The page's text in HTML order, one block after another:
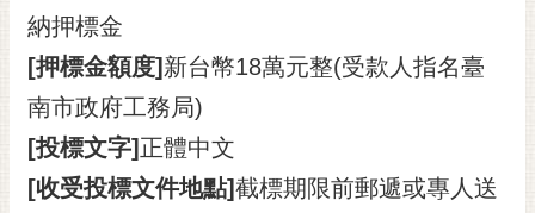
納押標金
[押標金額度] 新台幣18萬元整(受款人指名臺
南市政府工務局)
[投標文字] 正體中文
[收受投標文件地點]截標期限前郵遞或專人送